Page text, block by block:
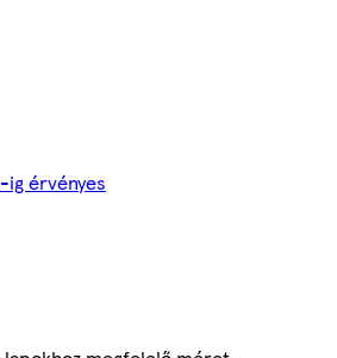
ig érvényes